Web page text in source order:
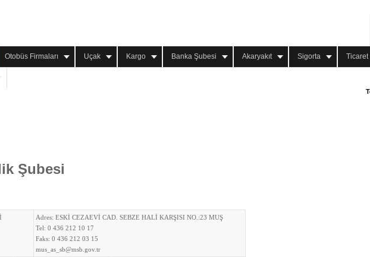
Otobüs Firmaları Uçak Kargo Banka Şubesi Akaryakıt Sigorta Ticaret
Şubesi
Adres: ESKİ CEZAEVİ CAD. SEBZE HALİ KARŞISI NO.:23 MUŞ
Tel: 0 436 212 10 17
Faks: 0 436 212 03 15
mus_as_sb@msb.gov.tr